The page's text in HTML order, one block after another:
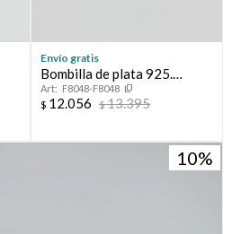
Envío gratis
Bombilla de plata 925.
Modelo MELO con boca de
oro.
F8048-F8048
$ 12.056 $13.395
10